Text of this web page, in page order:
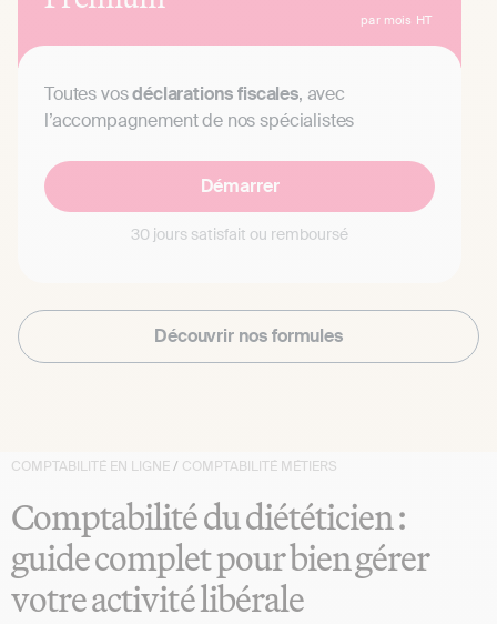
par mois HT
Toutes vosdéclarations fiscales, avec
l’accompagnement de nos spécialistes
Démarrer
30 jours satisfait ou remboursé
Découvrir nos formules
COMPTABILITÉ EN LIGNE/ COMPTABILITÉ MÉTIERS
Comptabilité du diététicien :
guide complet pour bien gérer
votre activité libérale